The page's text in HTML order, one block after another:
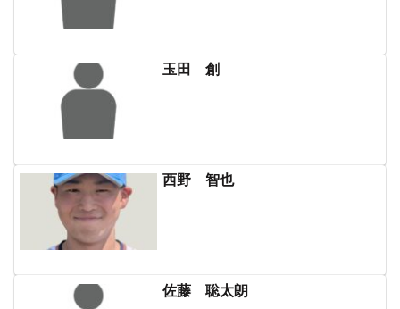
玉田 創
西野 智也
佐藤 聡太朗